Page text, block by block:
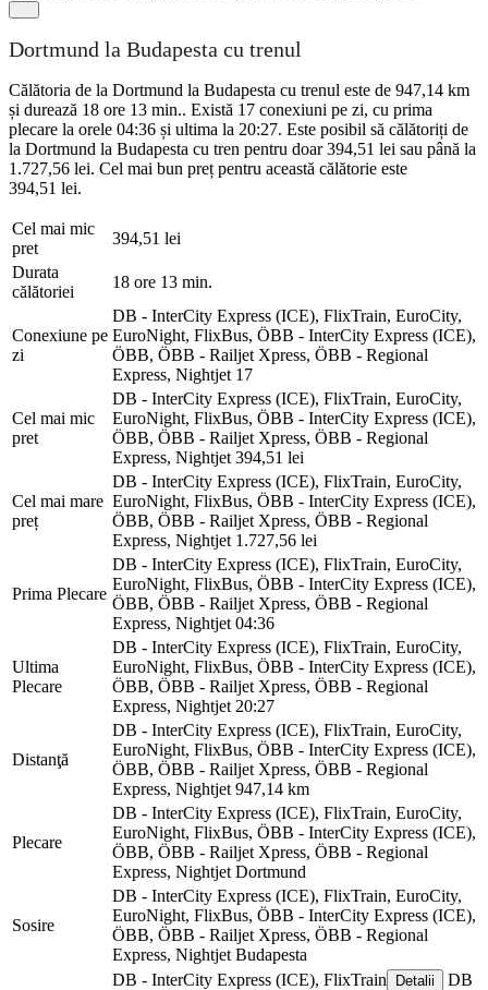
Dortmund la Budapesta cu trenul
Călătoria de la Dortmund la Budapesta cu trenul este de 947,14 km
și durează 18 ore 13 min.. Există 17 conexiuni pe zi, cu prima
plecare la orele 04:36 și ultima la 20:27. Este posibil să călătoriți de
la Dortmund la Budapesta cu tren pentru doar 394,51 lei sau până la
1.727,56 lei. Cel mai bun preț pentru această călătorie este
394,51 lei.
Cel mai mic
pret
394,51 lei
Durata
călătoriei
18 ore 13 min.
Conexiune pe
zi
DB - InterCity Express (ICE), FlixTrain, EuroCity,
EuroNight, FlixBus, ÖBB - InterCity Express (ICE),
ÖBB, ÖBB - Railjet Xpress, ÖBB - Regional
Express, Nightjet 17
Cel mai mic
pret
DB - InterCity Express (ICE), FlixTrain, EuroCity,
EuroNight, FlixBus, ÖBB - InterCity Express (ICE),
ÖBB, ÖBB - Railjet Xpress, ÖBB - Regional
Express, Nightjet 394,51 lei
Cel mai mare
preț
DB - InterCity Express (ICE), FlixTrain, EuroCity,
EuroNight, FlixBus, ÖBB - InterCity Express (ICE),
ÖBB, ÖBB - Railjet Xpress, ÖBB - Regional
Express, Nightjet 1.727,56 lei
Prima Plecare
DB - InterCity Express (ICE), FlixTrain, EuroCity,
EuroNight, FlixBus, ÖBB - InterCity Express (ICE),
ÖBB, ÖBB - Railjet Xpress, ÖBB - Regional
Express, Nightjet 04:36
Ultima
Plecare
DB - InterCity Express (ICE), FlixTrain, EuroCity,
EuroNight, FlixBus, ÖBB - InterCity Express (ICE),
ÖBB, ÖBB - Railjet Xpress, ÖBB - Regional
Express, Nightjet 20:27
Distanţă
DB - InterCity Express (ICE), FlixTrain, EuroCity,
EuroNight, FlixBus, ÖBB - InterCity Express (ICE),
ÖBB, ÖBB - Railjet Xpress, ÖBB - Regional
Express, Nightjet 947,14 km
Plecare
DB - InterCity Express (ICE), FlixTrain, EuroCity,
EuroNight, FlixBus, ÖBB - InterCity Express (ICE),
ÖBB, ÖBB - Railjet Xpress, ÖBB - Regional
Express, Nightjet Dortmund
Sosire
DB - InterCity Express (ICE), FlixTrain, EuroCity,
EuroNight, FlixBus, ÖBB - InterCity Express (ICE),
ÖBB, ÖBB - Railjet Xpress, ÖBB - Regional
Express, Nightjet Budapesta
DB - InterCity Express (ICE), FlixTrain Detalii
DB